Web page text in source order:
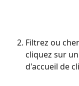
Filtrez ou
cliquez sur
d'accueil de